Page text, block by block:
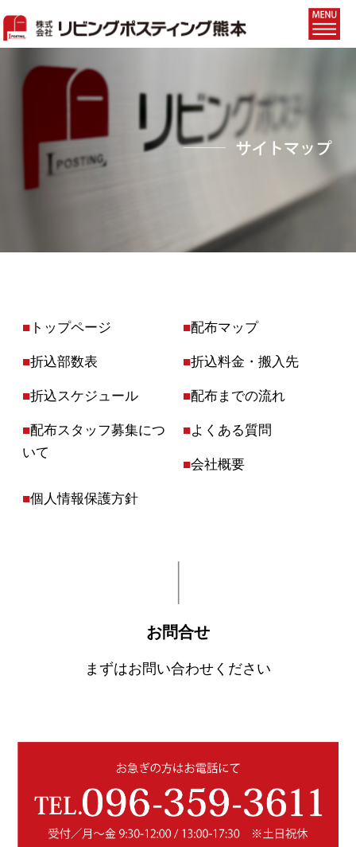
■ トップページ ■配布マップ
■折込部数表 ■折込料金・搬入先
■折込スケジュール ■配布までの流れ
■配布スタッフ募集につ
いて
■よくある質問
■会社概要
■個人情報保護方針
お問合せ
まずはお問い合わせください